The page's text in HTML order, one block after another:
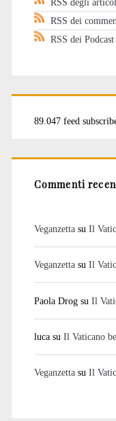
RSS dei
RSS dei Podcast
89.047 feed
Commenti
Veganzettasu Il
Veganzettasu Il
Paola Drogsu Il
lucasu Il Vaticano
Veganzettasu Il